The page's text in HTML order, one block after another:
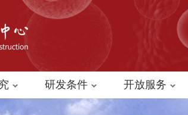
研发条件 开放服务